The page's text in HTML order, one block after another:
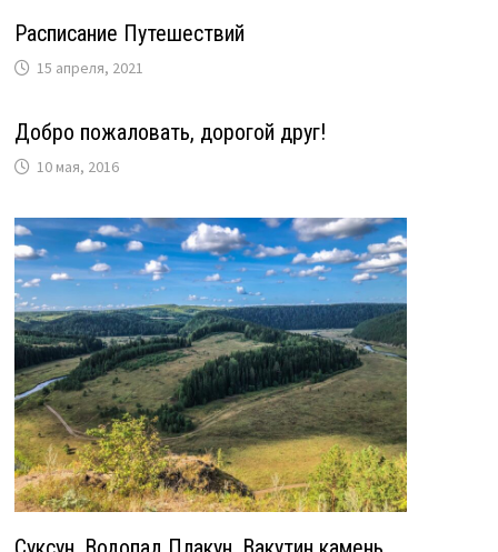
Расписание Путешествий
15 апреля, 2021
Добро пожаловать, дорогой друг!
10 мая, 2016